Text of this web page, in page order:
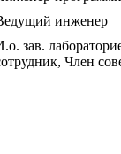
инженер
зав.
Член